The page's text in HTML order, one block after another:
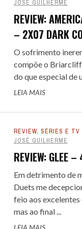
SPOILER #151 -
A HORA DE PARAR
DE 2025
COLT... PARA OS
UM WESTERN
QUE PERVERTE ...
7 DE MAIO DE 2026
COLT... PARA OS
UM WESTERN
QUE PERVERTE ...
7 DE MAIO DE 2026
DE
ZODÍACO
TRAP: O FILME
MOUSE ASSASSINO
JOSÉ GUILHERME
REVIEW:
– 2X07 DARK
O sofrimento
compõe o Briarcliff
do que especial de
LEIA MAIS
REVIEW, SÉRIES E TV
JOSÉ GUILHERME
REVIEW: GLEE
Em detrimento de
Duets me
feio aos
mas ao final ...
LEIA MAIS